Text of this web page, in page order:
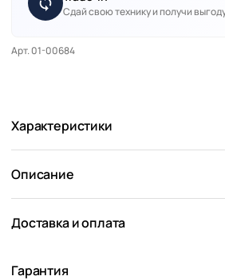
Сдай свою технику и получи
Арт. 01-00684
Характеристики
Описание
Доставка и оплата
Гарантия